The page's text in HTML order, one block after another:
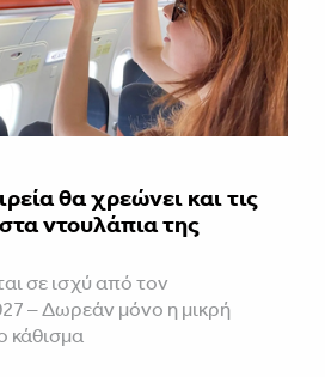
θα χρεώνει και τις
ντουλάπια της
σε ισχύ από τον
– Δωρεάν μόνο η μικρή
κάθισμα